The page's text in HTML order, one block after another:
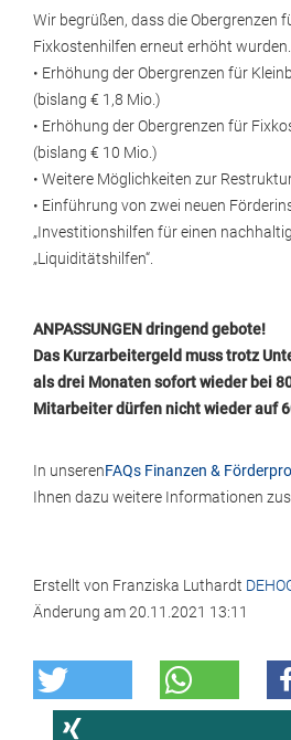
Wir begrüßen, dass die Obergrenzen
Fixkostenhilfen erneut erhöht wurden.
• Erhöhung der Obergrenzen für
(bislang € 1,8 Mio.)
• Erhöhung der Obergrenzen für
(bislang € 10 Mio.)
• Weitere Möglichkeiten zur
• Einführung von zwei neuen
„Investitionshilfen für einen
„Liquiditätshilfen“.
ANPASSUNGEN dringend gebote!
Das Kurzarbeitergeld muss trotz
als drei Monaten sofort wieder bei
Mitarbeiter dürfen nicht wieder auf
In unserenFAQs Finanzen &
Ihnen dazu weitere Informationen
Erstellt von Franziska Luthardt
Änderung am20.11.2021 13:11